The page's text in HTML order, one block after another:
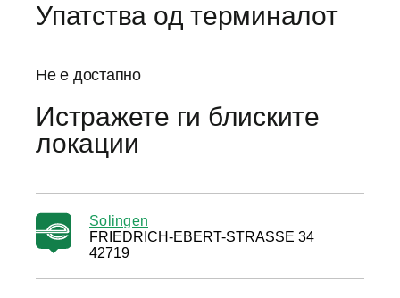
Упатства од терминалот
Не е достапно
Истражете ги блиските
локации
Solingen
FRIEDRICH-EBERT-STRASSE 34
42719